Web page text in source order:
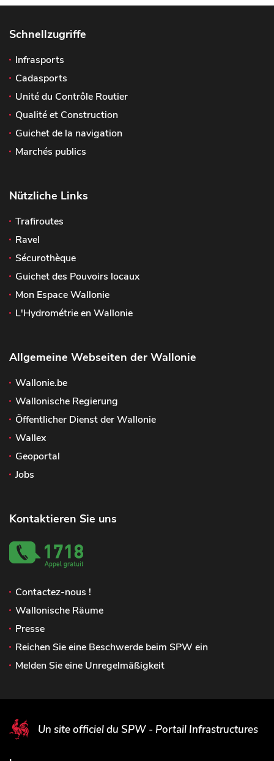
Schnellzugriffe
Infrasports
Cadasports
Unité du Contrôle Routier
Qualité et Construction
Guichet de la navigation
Marchés publics
Nützliche Links
Trafiroutes
Ravel
Sécurothèque
Guichet des Pouvoirs locaux
Mon Espace Wallonie
L'Hydrométrie en Wallonie
Allgemeine Webseiten der Wallonie
Wallonie.be
Wallonische Regierung
Öffentlicher Dienst der Wallonie
Wallex
Geoportal
Jobs
Kontaktieren Sie uns
Contactez-nous !
Wallonische Räume
Presse
Reichen Sie eine Beschwerde beim SPW ein
Melden Sie eine Unregelmäßigkeit
Un site officiel du SPW - Portail Infrastructures